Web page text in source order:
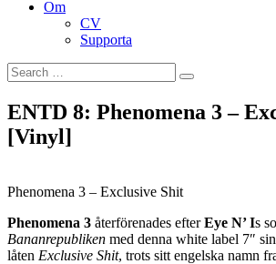
Om
CV
Supporta
Search
for:
Search
ENTD 8: Phenomena 3 –
[Vinyl]
Phenomena 3 – Exclusive Shit
Phenomena 3 återförenades efterEye N’ Is
Bananrepubliken med denna white label 7″
låten Exclusive Shit, trots sitt engelska namn